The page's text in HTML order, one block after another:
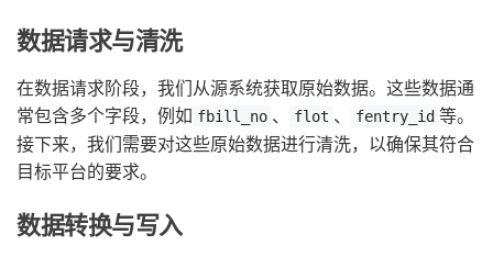
数据请求与清洗
在数据请求阶段，我们从源系统获取原始数据。这些数据通
常包含多个字段，例如 fbill_no 、 flot 、 fentry_id 等。
接下来，我们需要对这些原始数据进行清洗，以确保其符合
目标平台的要求。
数据转换与写入